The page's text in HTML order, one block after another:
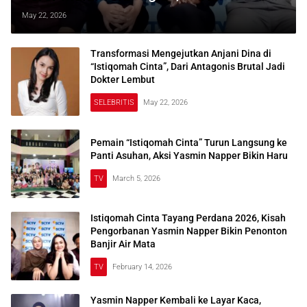
Bikin Konflik Meledak
May 22, 2026
Transformasi Mengejutkan Anjani Dina di
“Istiqomah Cinta”, Dari Antagonis Brutal Jadi
Dokter Lembut
SELEBRITIS May 22, 2026
Pemain “Istiqomah Cinta” Turun Langsung ke
Panti Asuhan, Aksi Yasmin Napper Bikin Haru
TV March 5, 2026
Istiqomah Cinta Tayang Perdana 2026, Kisah
Pengorbanan Yasmin Napper Bikin Penonton
Banjir Air Mata
TV February 14, 2026
Yasmin Napper Kembali ke Layar Kaca,